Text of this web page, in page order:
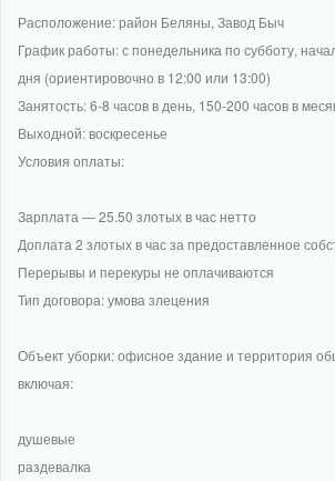
Расположение: район Беляны, Завод Быч
График работы: с понедельника по субботу,
дня (ориентировочно в 12:00 или 13:00)
Занятость: 6-8 часов в день, 150-200 часов в
Выходной: воскресенье
Условия оплаты:
Зарплата — 25.50 злотых в час нетто
Доплата 2 злотых в час за предоставленное
Перерывы и перекуры не оплачиваются
Тип договора: умова злецения
Объект уборки: офисное здание и территория
включая:
душевые
раздевалка